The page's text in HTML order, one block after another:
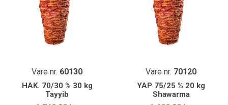
Vare nr. 60130
HAK. 70/30 % 30 kg
Tayyib
Vare nr. 70120
YAP 75/25 % 20 kg
Shawarma